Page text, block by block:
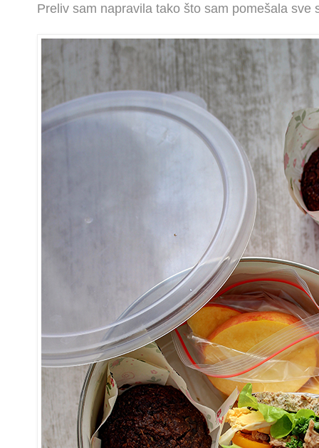
Preliv sam napravila tako što sam pomešala sve